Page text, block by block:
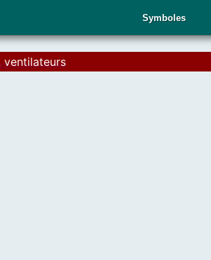
Symboles
ventilateurs